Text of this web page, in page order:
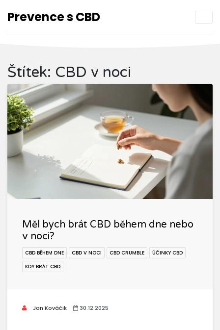
Prevence s CBD
Štítek: CBD v noci
Měl bych brát CBD během dne nebo
v noci?
CBD BĚHEM DNE CBD V NOCI CBD CRUMBLE
ÚČINKY CBD
KDY BRÁT CBD
Jan Kováčik 30.12.2025